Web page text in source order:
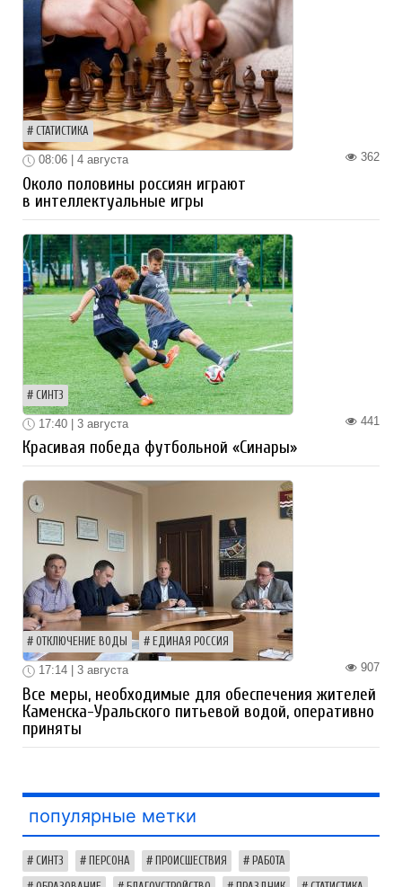
СТАТИСТИКА
362
08:06 | 4 августа
Около половины россиян играют
в интеллектуальные игры
СИНТЗ
441
17:40 | 3 августа
Красивая победа футбольной «Синары»
ОТКЛЮЧЕНИЕ ВОДЫ ЕДИНАЯ РОССИЯ
907
17:14 | 3 августа
Все меры, необходимые для обеспечения жителей
Каменска-Уральского питьевой водой, оперативно
приняты
популярные метки
СИНТЗ ПЕРСОНА ПРОИСШЕСТВИЯ РАБОТА